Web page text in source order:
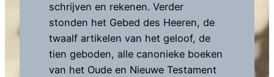
schrijven en rekenen. Verder
stonden het Gebed des Heeren, de
twaalf artikelen van het geloof, de
tien geboden, alle canonieke boeken
van het Oude en Nieuwe Testament